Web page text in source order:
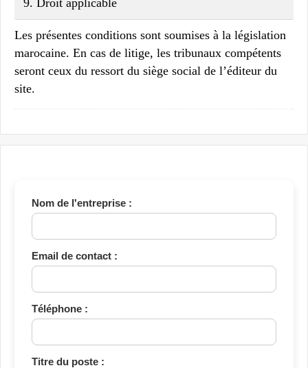
Les présentes conditions sont soumises à la législation
marocaine. En cas de litige, les tribunaux compétents
seront ceux du ressort du siège social de l’éditeur du
site.
Nom de l'entreprise :
Email de contact :
Téléphone :
Titre du poste :